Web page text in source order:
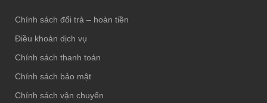
Chính sách đổi trả – hoàn tiền
Điều khoản dịch vụ
Chính sách thanh toán
Chính sách bảo mật
Chính sách vận chuyển